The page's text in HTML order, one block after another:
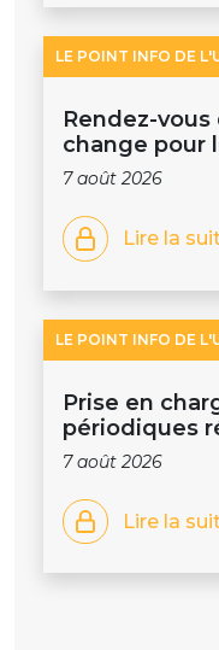
LE POINT INFO DE
Rendez-
change pour
7 août 2026
Lire la
LE POINT INFO DE
Prise en
périodiques
7 août 2026
Lire la